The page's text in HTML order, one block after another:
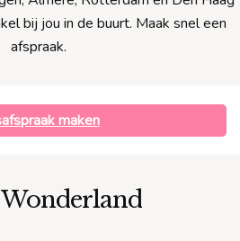
bij jou in de buurt. Maak snel een
afspraak.
maken